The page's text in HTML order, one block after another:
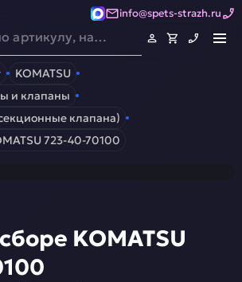
info@spets-strazh.ru
для спецтехники
KOMATSU
и клапаны
клапана)
723-40-70100
KOMATSU